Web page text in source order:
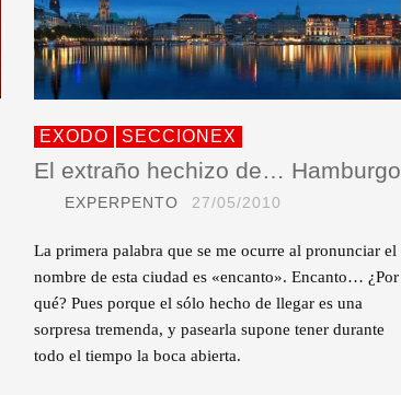
EXODO SECCIONEX
El extraño hechizo de… Hamburgo
EXPERPENTO 27/05/2010
La primera palabra que se me ocurre al pronunciar el
nombre de esta ciudad es «encanto». Encanto… ¿Por
qué? Pues porque el sólo hecho de llegar es una
sorpresa tremenda, y pasearla supone tener durante
todo el tiempo la boca abierta.